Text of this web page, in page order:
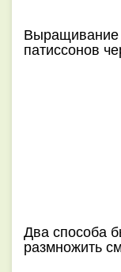
Выращивание
патиссонов
Два способа
размножить